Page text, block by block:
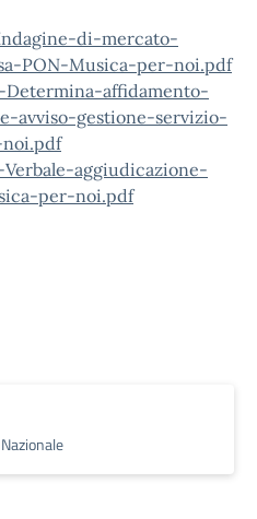
di-mercato-
PON-Musica-per-noi.pdf
Determina-affidamento-
avviso-gestione-servizio-
aggiudicazione-
per-noi.pdf